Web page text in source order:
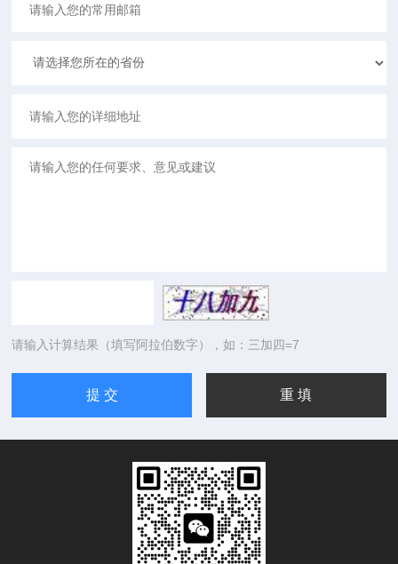
请输入计算结果（填写阿拉伯数字），如：三加四=7